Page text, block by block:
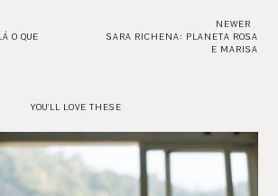
O QUE
NEWER
SARA RICHENA: PLANETA ROSA
E MARISA
YOU'LL LOVE THESE